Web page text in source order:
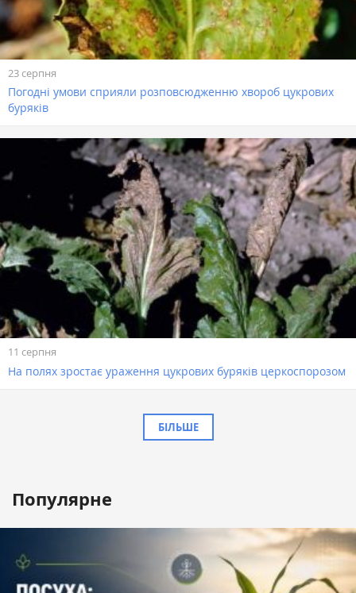
23 серпня
Погодні умови сприяли розповсюдженню хвороб цукрових
буряків
11 серпня
На полях зростає ураження цукрових буряків церкоспорозом
БІЛЬШЕ
Популярне